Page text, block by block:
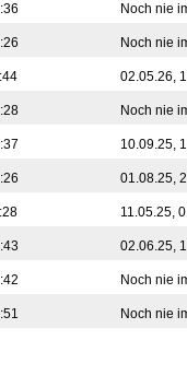
Noch nie
Noch nie
02.05.26,
Noch nie
10.09.25,
01.08.25,
11.05.25,
02.06.25,
Noch nie
Noch nie